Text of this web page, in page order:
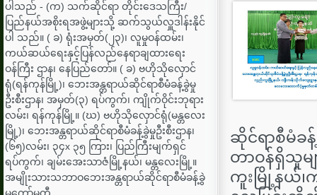
ပါသည် - (က) သက်ဆိုင်ရာ တိုင်းဒေသကြီး/
ပြည်နယ်အစိုးရအဖွဲ့များသို့ ဆက်သွယ်လှူဒါန်းနိုင်
ပါ သည်။ ( ခ) ရုံးအမှတ်(၂၃)၊ လူမှုဝန်ထမ်း၊
ကယ်ဆယ်ရေးနှင့်ပြန်လည်နေရာချထားရေး
ဝန်ကြီး ဌာန၊ နေပြည်တော်။ ( ခ) ဗဟိုသိုလှောင်
ရုံ(ရန်ကုန်မြို့)၊ ဘေးအန္တရာယ်ဆိုင်ရာစီမံခန့်ခွဲမှု
ဦးစီးဌာန၊ အမှတ်(၃) ရပ်ကွက်၊ ကျိုက်ဝိုင်းဘုရား
လမ်း၊ ရန်ကုန်မြို့။ (ဃ) ဗဟိုသိုလှောင်ရုံ(မန္တလေး
မြို့)၊ ဘေးအန္တရာယ်ဆိုင်ရာစီမံခန့်ခွဲမှုဦးစီးဌာန၊
(၆၅)လမ်း၊ ၃၄x ၃၅ ကြား၊ ပြည်ကြီးမျက်ရှင်
ရပ်ကွက်၊ ချမ်းအေးသာဇံမြို့နယ်၊ မန္တလေးမြို့။
အမျိုးသားသဘာဝဘေးအန္တရာယ်ဆိုင်ရာစီမံခန့်ခွဲ
ဆိုင်ရာစီမံခန့်
တာဝန်ရှိသူမ
ကူးမြို့နယ်၊